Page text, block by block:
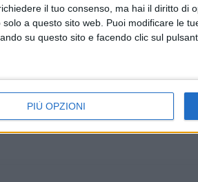
il tuo consenso, ma hai il diritto di
solo a questo sito web. Puoi modificare le
su questo sito e facendo clic sul
PIÙ OPZIONI